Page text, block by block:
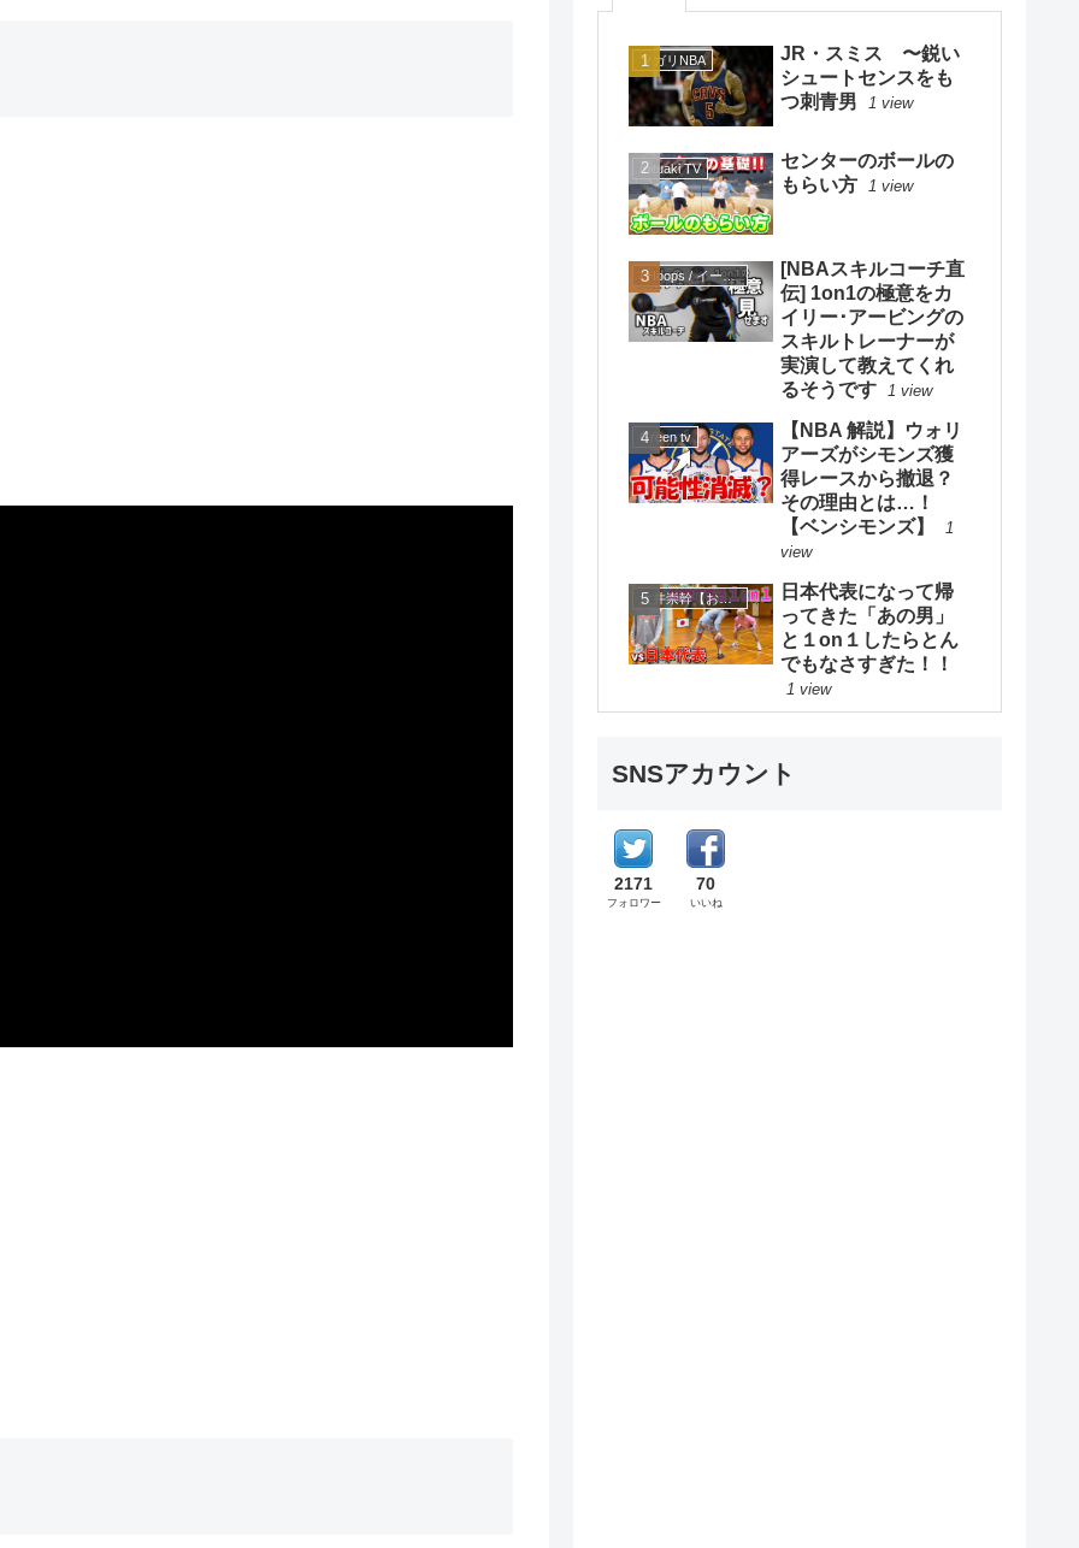
ソガリNBA
JR・スミス 〜鋭い
シュートセンスをも
つ刺青男
1 view
mituaki TV
センターのボールの
もらい方 1 view
eHoops / イー・フープス
[NBAスキルコーチ直
伝] 1on1の極意をカ
イリー･アービングの
スキルトレーナーが
実演して教えてくれ
るそうです
1 view
Green tv
【NBA 解説】ウォリ
アーズがシモンズ獲
得レースから撤退？
その理由とは…！
【ベンシモンズ】
1
view
大井崇幹【おおいたかよし】
日本代表になって帰
ってきた「あの男」
と１on１したらとん
でもなさすぎた！！
1 view
SNSアカウント
2171
フォロワー
70
いいね